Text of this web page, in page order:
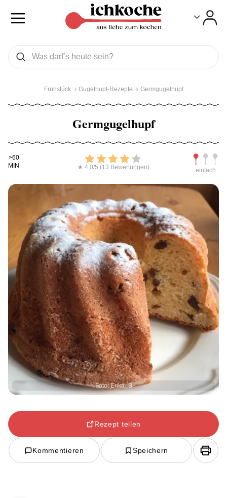
Was wollen Sie suchen
Suchen
Frühstück Gugelhupf-Rezepte Germgugelhupf
Germgugelhupf
Kochdauer
>60
MIN
Bewerten
★ 4,0/5 (13 Bewertungen) einfach
Foto: Erika_B
Rezept teilen
Kommentieren Speichern